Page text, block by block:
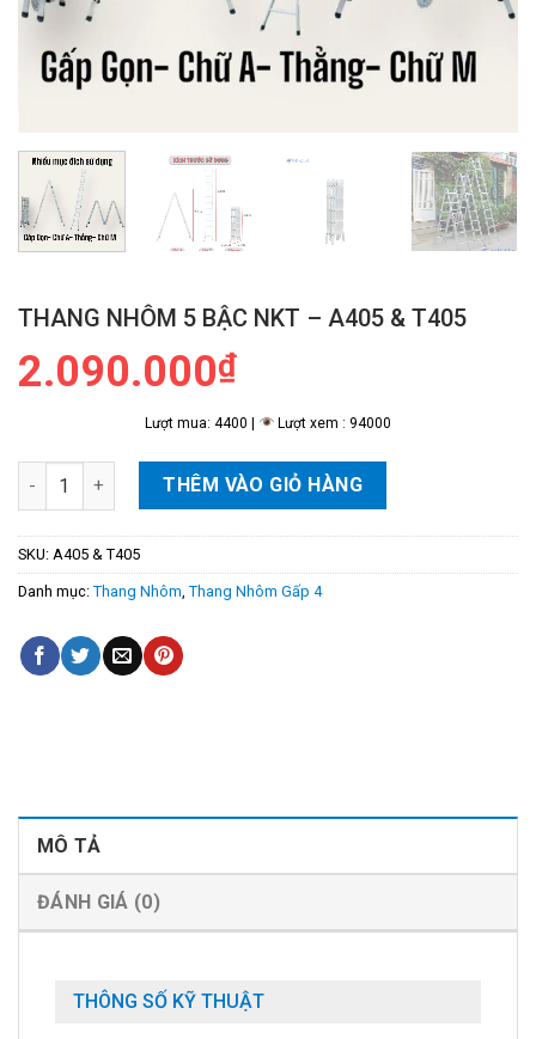
THANG NHÔM 5 BẬC NKT – A405 & T405
2.090.000₫
Lượt mua: 4400 | Lượt xem : 94000
Thang Nhôm 5 Bậc NKT - A405 & T405 số lượng
THÊM VÀO GIỎ HÀNG
SKU: A405 & T405
Danh mục: Thang Nhôm Thang Nhôm Gấp 4
MÔ TẢ
ĐÁNH GIÁ (0)
THÔNG SỐ KỸ THUẬT